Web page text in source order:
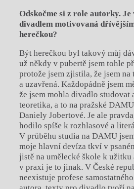
Odskočme si z role autorky. Je
divadlem motivovaná
herečkou?
Být herečkou byl takový můj
už někdy v pubertě jsem tohle
protože jsem zjistila, že jsem
a uzavřená. Každopádně jsem
že jsem mohla divadlo studovat
teoretika, a to na pražské
Daniely Jobertové. Je ale
hodilo spíše k rozhlasové a
V průběhu studia na DAMU
moje hlavní devíza tkví v
jistě na umělecké škole k užitku
v praxi je to jinak. V České
neexistuje profese